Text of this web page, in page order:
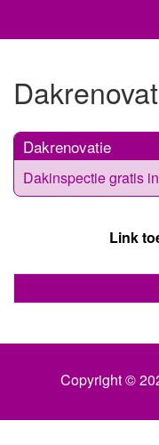
Dakrenovatie
Dakinspectie gratis
Link
Copyright ©